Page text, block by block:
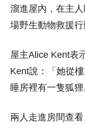
溜進屋內，在主
場野生動物救援行
屋主Alice Kent表
Kent說：「她從
睡房裡有一隻狐狸
兩人走進房間查